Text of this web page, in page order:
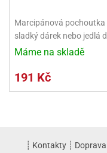
Marcipánová pochoutka
sladký dárek nebo jedlá
Máme na skladě
191 Kč
┊ Kontakty┊ Doprava